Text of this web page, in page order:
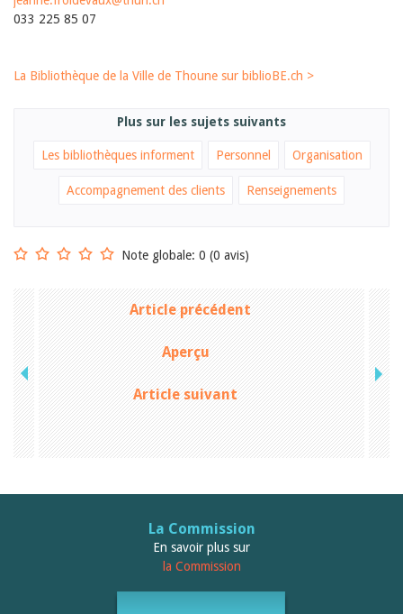
033 225 85 07
La Bibliothèque de la Ville de Thoune sur biblioBE.ch >
Plus sur les sujets suivants
Les bibliothèques informent Personnel Organisation
Accompagnement des clients Renseignements
Note globale: 0 (0 avis)
Article précédent
Aperçu
Article suivant
La Commission
En savoir plus sur
la Commission